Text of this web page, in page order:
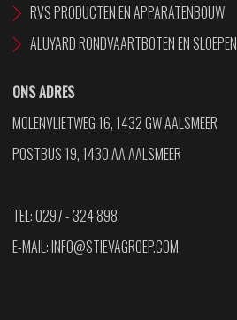
RVS PRODUCTEN EN APPARATENBOUW
ALUYARD RONDVAARTBOTEN EN SLOEPEN
ONS ADRES
MOLENVLIETWEG 16, 1432 GW AALSMEER
POSTBUS 19, 1430 AA AALSMEER
TEL: 0297 - 324 898
E-MAIL:INFO@STIEVAGROEP.COM